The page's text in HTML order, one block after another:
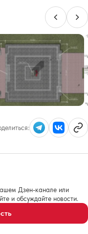
Дзен-канале или
и обсуждайте новости.